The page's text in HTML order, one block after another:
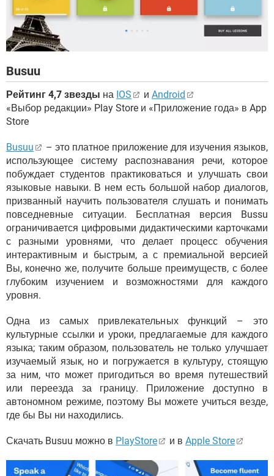
Busuu
Рейтинг 4,7 звезды на IOS и Android
«Выбор редакции» Play Store и «Приложение года» в App
Store
Busuu
– это платное приложение для изучения языков,
использующее систему распознавания речи, которое
побуждает студентов практиковаться и улучшать свои
языковые навыки. В нем есть большой набор диалогов,
призванный научить пользователя слушать и понимать
повседневные ситуации. Бесплатная версия Bussu
ограничивается цифровыми дидактическими карточками
с разными уровнями, что делает процесс обучения
интерактивным и быстрым, а с премиальной версией
Вы, конечно же, получите больше преимуществ, с более
глубоким изучением и возможностями для каждого
уровня.
Одна из самых привлекательных функций – это
культурные ссылки и уроки, предлагаемые для каждого
языка; таким образом, пользователь не только улучшает
изучаемый язык, но и погружается в культуру, стоящую
за ним, что может пригодиться во время путешествий
или переезда за границу. Приложение доступно в
автономном режиме, поэтому Вы можете учиться везде,
где бы Вы ни находились.
Скачать Busuu можно в PlayStore и в Apple Store